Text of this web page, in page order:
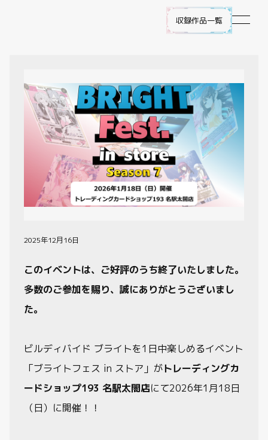
収録作品一覧
NEWS
遊び方
ビルディバイド -ブライト- とは
ゲームプレイ
制限・禁止カード
カード検索・デッキ構築
デッキ検索
2025年12月16日
このイベントは、ご好評のうち終了いたしました。
多数のご参加を賜り、誠にありがとうございまし
た。
ビルディバイド ブライトを1日中楽しめるイベント
「ブライトフェス in ストア」がトレーディングカ
ードショップ193 名駅太閤店にて2026年1月18日
（日）に開催！！